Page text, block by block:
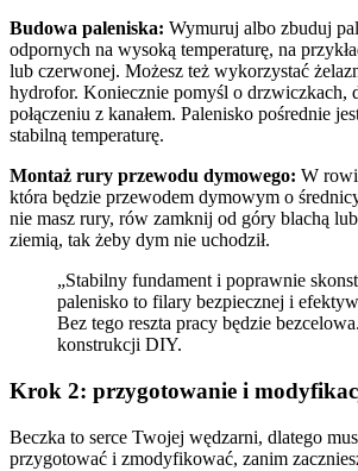
Budowa paleniska: Wymuruj albo zbuduj
odpornych na wysoką temperaturę, na
lub czerwonej. Możesz też wykorzystać
hydrofor. Koniecznie pomyśl o drzwiczkach,
połączeniu z kanałem. Palenisko pośrednie
stabilną temperaturę.
Montaż rury przewodu dymowego: W
która będzie przewodem dymowym o
nie masz rury, rów zamknij od góry blachą
ziemią, tak żeby dym nie uchodził.
„Stabilny fundament i poprawnie
palenisko to filary bezpiecznej i
Bez tego reszta pracy będzie
konstrukcji DIY.
Krok 2: przygotowanie i
Beczka to serce Twojej wędzarni, dlatego
przygotować i zmodyfikować, zanim